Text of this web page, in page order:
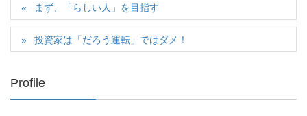
まず、「らしい人」を目指す
投資家は「だろう運転」ではダメ！
Profile